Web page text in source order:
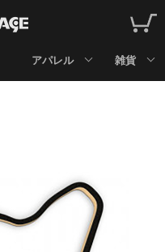
アパレル 雑貨